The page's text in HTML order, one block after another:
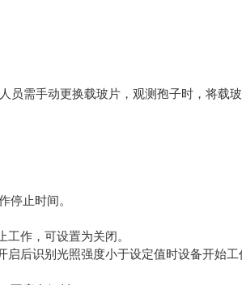
需手动更换载玻片，观测孢子时，将载
止时间。
作，可设置为关闭。
后识别光照强度小于设定值时设备开始工